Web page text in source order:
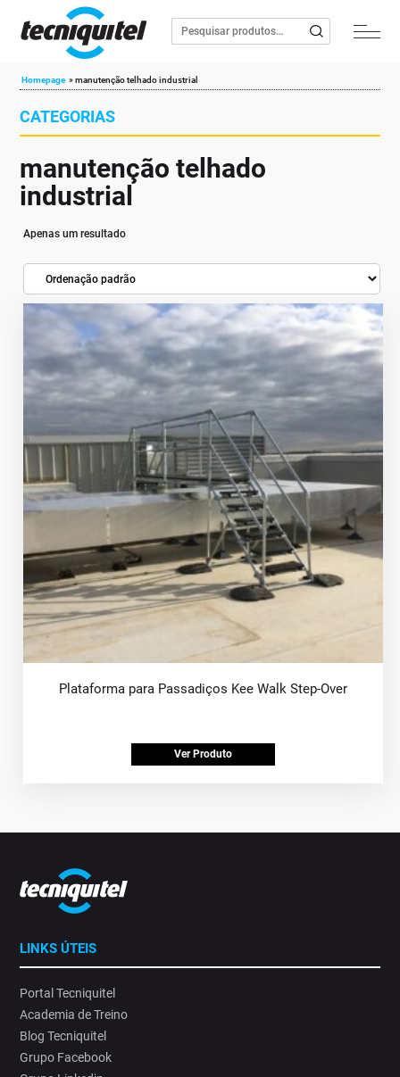
Homepage »manutenção telhado industrial
CATEGORIAS
manutenção telhado
industrial
Apenas um resultado
Plataforma para Passadiços Kee Walk Step-Over
Ver Produto
LINKS ÚTEIS
Portal Tecniquitel
Academia de Treino
Blog Tecniquitel
Grupo Facebook